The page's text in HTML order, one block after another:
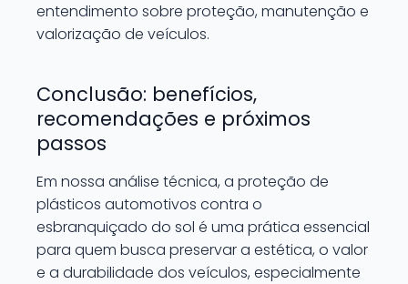
entendimento sobre proteção, manutenção e
valorização de veículos.
Conclusão: benefícios,
recomendações e próximos
passos
Em nossa análise técnica, a proteção de
plásticos automotivos contra o
esbranquiçado do sol é uma prática essencial
para quem busca preservar a estética, o valor
e a durabilidade dos veículos, especialmente